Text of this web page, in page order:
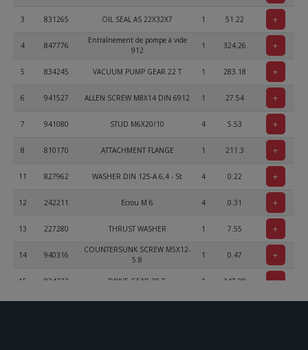
3 831265 OIL SEAL AS 22X32X7 1 51.22 +
4 847776
Entraînement de pompe à vide
912
1 324.26 +
5 834245 VACUUM PUMP GEAR 22 T 1 283.18 +
6 941527 ALLEN SCREW M8X14 DIN 6912 1 27.54 +
7 941080 STUD M6X20/10 4 5.53 +
8 810170 ATTACHMENT FLANGE 1 211.3 +
11 827962 WASHER DIN 125-A 6,4 - St 4 0.22 +
12 242211 Ecrou M 6 4 0.31 +
13 227280 THRUST WASHER 1 7.55 +
14 940316
COUNTERSUNK SCREW M5X12-
5.8
1 0.47 +
15 834232 DRIVE GEAR 29 T. 1 247.98 +